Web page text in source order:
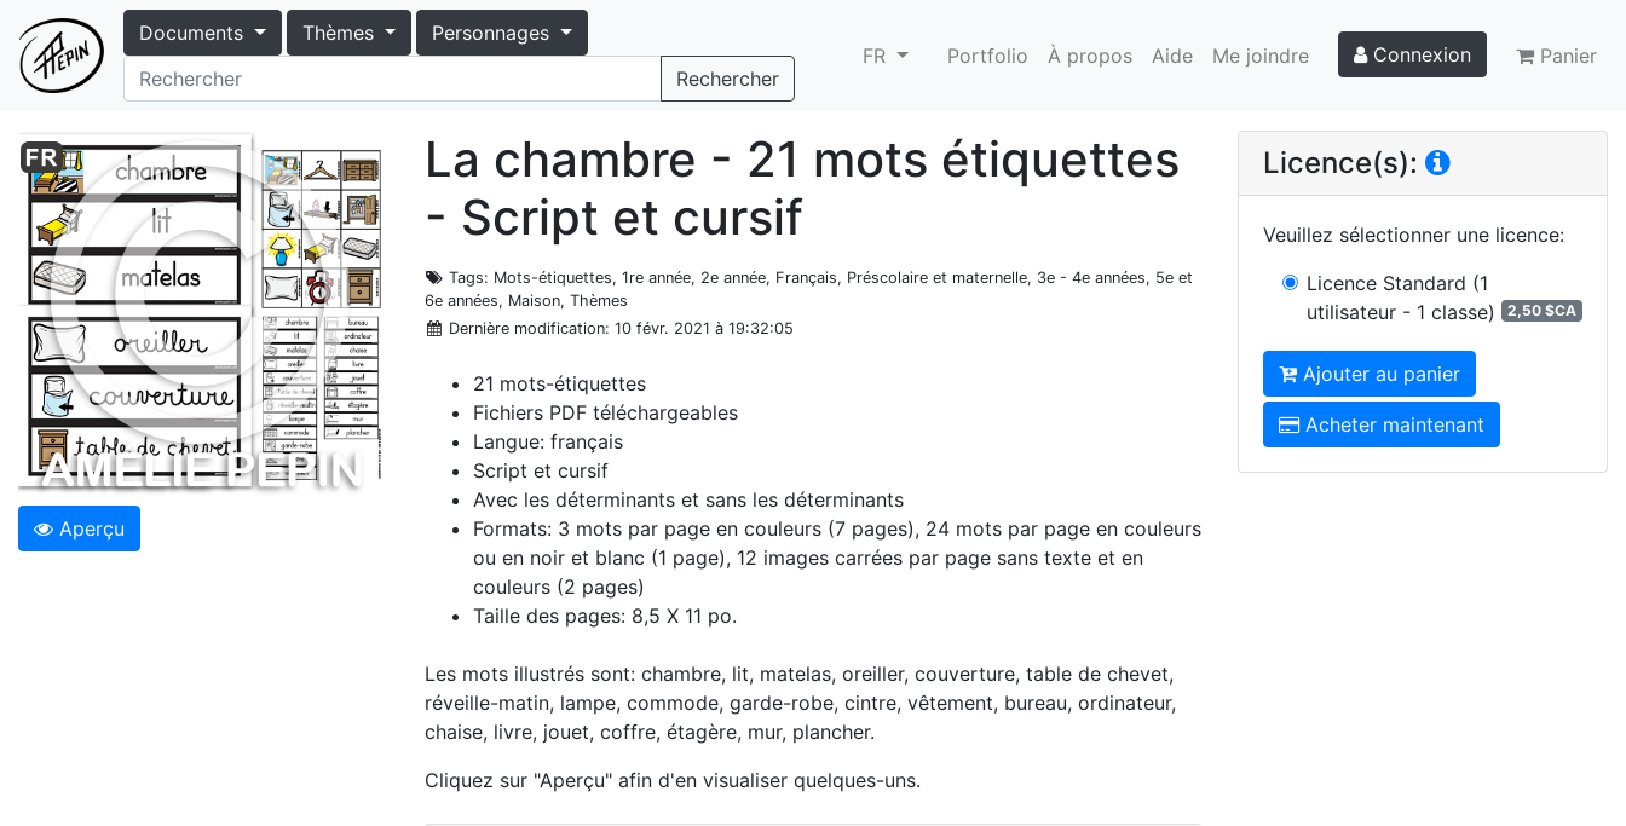
Documents Thèmes
Personnages
Rechercher
FR Portfolio À propos Aide Me joindre Connexion Panier
Aperçu
La chambre - 21 mots étiquettes
- Script et cursif
Tags: Mots-étiquettes, 1re année, 2e année, Français, Préscolaire et maternelle, 3e - 4e années, 5e et
6e années, Maison, Thèmes
Dernière modification: 10 févr. 2021 à 19:32:05
21 mots-étiquettes
Fichiers PDF téléchargeables
Langue: français
Script et cursif
Avec les déterminants et sans les déterminants
Formats: 3 mots par page en couleurs (7 pages), 24 mots par page en couleurs
ou en noir et blanc (1 page), 12 images carrées par page sans texte et en
couleurs (2 pages)
Taille des pages: 8,5 X 11 po.
Les mots illustrés sont: chambre, lit, matelas, oreiller, couverture, table de chevet,
réveille-matin, lampe, commode, garde-robe, cintre, vêtement, bureau, ordinateur,
chaise, livre, jouet, coffre, étagère, mur, plancher.
Cliquez sur "Aperçu" afin d'en visualiser quelques-uns.
Licence(s):
Veuillez sélectionner une licence:
Licence Standard (1
utilisateur - 1 classe)
2,50 $CA
Ajouter au panier
Acheter maintenant